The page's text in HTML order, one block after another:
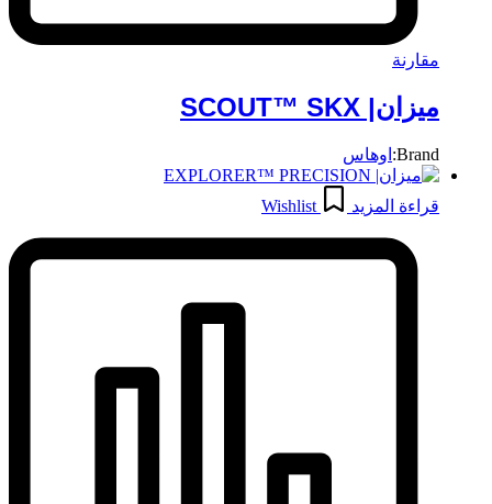
مقارنة
ميزان| SCOUT™ SKX
Brand: اوهاس
قراءة المزيد Wishlist